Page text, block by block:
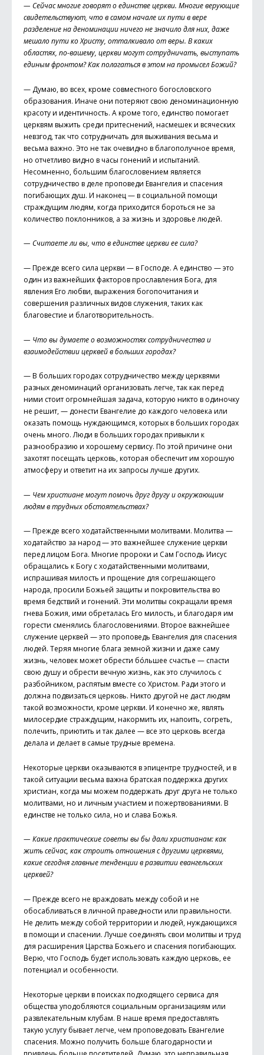
— Сейчас многие говорят о единстве церкви. Многие верующие
свидетельствуют, что в самом начале их пути в вере
разделение на деноминации ничего не значило для них, даже
мешало пути ко Христу, отталкивало от веры. В каких
областях, по-вашему, церкви могут сотрудничать, выступать
единым фронтом? Как полагаться в этом на промысел Божий?
— Думаю, во всех, кроме совместного богословского
образования. Иначе они потеряют свою деноминационную
красоту и идентичность. А кроме того, единство помогает
церквям выжить среди притеснений, насмешек и всяческих
невзгод, так что сотрудничать для выживания весьма и
весьма важно. Это не так очевидно в благополучное время,
но отчетливо видно в часы гонений и испытаний.
Несомненно, большим благословением является
сотрудничество в деле проповеди Евангелия и спасения
погибающих душ. И наконец — в социальной помощи
страждущим людям, когда приходится бороться не за
количество поклонников, а за жизнь и здоровье людей.
— Считаете ли вы, что в единстве церкви ее сила?
— Прежде всего сила церкви — в Господе. А единство — это
один из важнейших факторов прославления Бога, для
явления Его любви, выражения богопочитания и
совершения различных видов служения, таких как
благовестие и благотворительность.
— Что вы думаете о возможностях сотрудничества и
взаимодействии церквей в больших городах?
— В больших городах сотрудничество между церквями
разных деноминаций организовать легче, так как перед
ними стоит огромнейшая задача, которую никто в одиночку
не решит, — донести Евангелие до каждого человека или
оказать помощь нуждающимся, которых в больших городах
очень много. Люди в больших городах привыкли к
разнообразию и хорошему сервису. По этой причине они
захотят посещать церковь, которая обеспечит им хорошую
атмосферу и ответит на их запросы лучше других.
— Чем христиане могут помочь друг другу и окружающим
людям в трудных обстоятельствах?
— Прежде всего ходатайственными молитвами. Молитва —
ходатайство за народ — это важнейшее служение церкви
перед лицом Бога. Многие пророки и Сам Господь Иисус
обращались к Богу с ходатайственными молитвами,
испрашивая милость и прощение для согрешающего
народа, просили Божьей защиты и покровительства во
время бедствий и гонений. Эти молитвы сокращали время
гнева Божия, ими обреталась Его милость, и благодаря им
горести сменялись благословениями. Второе важнейшее
служение церквей — это проповедь Евангелия для спасения
людей. Теряя многие блага земной жизни и даже саму
жизнь, человек может обрести бóльшее счастье — спасти
свою душу и обрести вечную жизнь, как это случилось с
разбойником, распятым вместе со Христом. Ради этого и
должна подвизаться церковь. Никто другой не даст людям
такой возможности, кроме церкви. И конечно же, являть
милосердие страждущим, накормить их, напоить, согреть,
полечить, приютить и так далее — все это церковь всегда
делала и делает в самые трудные времена.
Некоторые церкви оказываются в эпицентре трудностей, и в
такой ситуации весьма важна братская поддержка других
христиан, когда мы можем поддержать друг друга не только
молитвами, но и личным участием и пожертвованиями. В
единстве не только сила, но и слава Божья.
— Какие практические советы вы бы дали христианам: как
жить сейчас, как строить отношения с другими церквями,
какие сегодня главные тенденции в развитии евангельских
церквей?
— Прежде всего не враждовать между собой и не
обосабливаться в личной праведности или правильности.
Не делить между собой территории и людей, нуждающихся
в помощи и спасении. Лучше соединять свои молитвы и труд
для расширения Царства Божьего и спасения погибающих.
Верю, что Господь будет использовать каждую церковь, ее
потенциал и особенности.
Некоторые церкви в поисках подходящего сервиса для
общества уподобляются социальным организациям или
развлекательным клубам. В наше время предоставлять
такую услугу бывает легче, чем проповедовать Евангелие
спасения. Можно получить больше благодарности и